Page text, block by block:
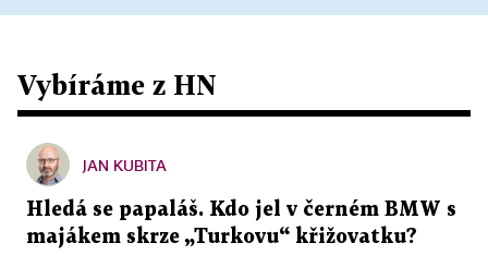
Vybíráme z HN
JAN KUBITA
Hledá se papaláš. Kdo jel v černém BMW s
majákem skrze „Turkovu“ křižovatku?